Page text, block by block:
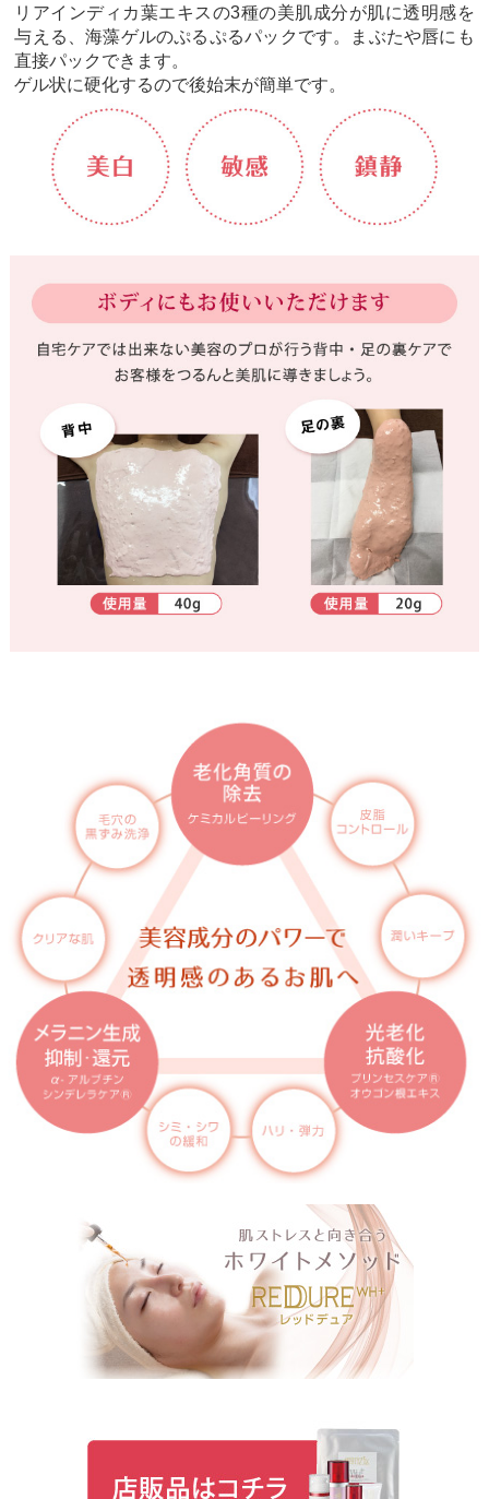
リアインディカ葉エキスの3種の美肌成分が肌に透明感を
与える、海藻ゲルのぷるぷるパックです。まぶたや唇にも
直接パックできます。
ゲル状に硬化するので後始末が簡単です。